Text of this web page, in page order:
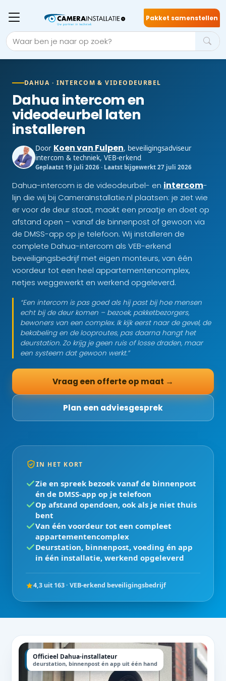
Pakket samenstellen
DAHUA · INTERCOM & VIDEODEURBEL
Dahua intercom en
videodeurbel laten
installeren
Door Koen van Fulpen, beveiligingsadviseur
intercom & techniek, VEB-erkend
Geplaatst 19 juli 2026 · Laatst bijgewerkt 27 juli 2026
Dahua-intercom is de videodeurbel- en intercom-
lijn die wij bij CameraInstallatie.nl plaatsen: je ziet wie
er voor de deur staat, maakt een praatje en doet op
afstand open – vanaf de binnenpost of gewoon via
de DMSS-app op je telefoon. Wij installeren de
complete Dahua-intercom als VEB-erkend
beveiligingsbedrijf met eigen monteurs, van één
voordeur tot een heel appartementencomplex,
netjes weggewerkt en werkend opgeleverd.
“Een intercom is pas goed als hij past bij hoe mensen
echt bij de deur komen – bezoek, pakketbezorgers,
bewoners van een complex. Ik kijk eerst naar de gevel, de
bekabeling en de looproutes, pas daarna hangt het
deurstation. Zo krijg je geen ruis of losse draden, maar
een systeem dat gewoon werkt.”
Vraag een offerte op maat →
Plan een adviesgesprek
IN HET KORT
Zie en spreek bezoek vanaf de binnenpost
én de DMSS-app op je telefoon
Op afstand opendoen, ook als je niet thuis
bent
Van één voordeur tot een compleet
appartementencomplex
Deurstation, binnenpost, voeding én app
in één installatie, werkend opgeleverd
4,3 uit 163 · VEB-erkend beveiligingsbedrijf
Officieel Dahua-installateur
deurstation, binnenpost én app uit één hand